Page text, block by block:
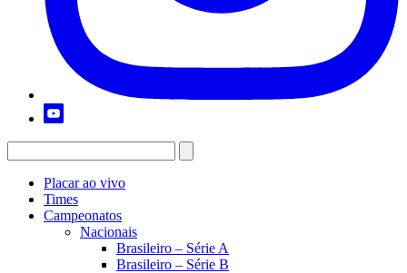
Placar ao vivo
Times
Campeonatos
Nacionais
Brasileiro – Série A
Brasileiro – Série B